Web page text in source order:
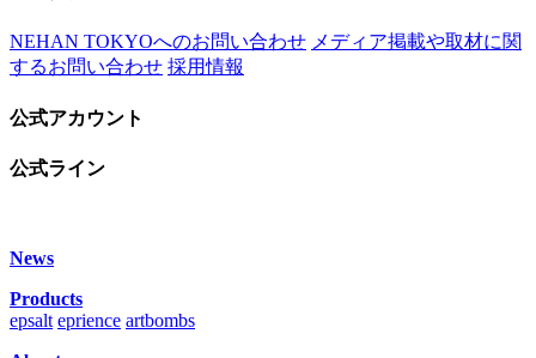
NEHAN TOKYOへのお問い合わせ メディア掲載や取材に関
するお問い合わせ 採用情報
公式アカウント
公式ライン
News
Products
epsalt eprience artbombs